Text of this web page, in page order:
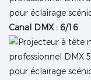
Canal DMX : 6/16